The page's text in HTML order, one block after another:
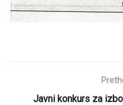
Javni konkurs za